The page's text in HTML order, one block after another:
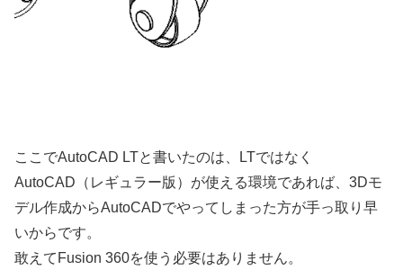
ここでAutoCAD LTと書いたのは、LTではなく
AutoCAD（レギュラー版）が使える環境であれば、3Dモ
デル作成からAutoCADでやってしまった方が手っ取り早
いからです。
敢えてFusion 360を使う必要はありません。